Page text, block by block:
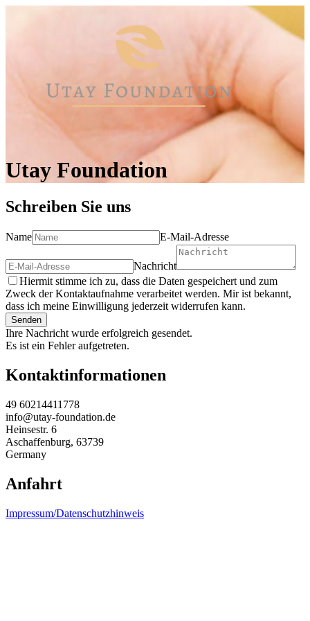
Utay Foundation
Schreiben Sie uns
Name E-Mail-Adresse
Nachricht
Hiermit stimme ich zu, dass die Daten gespeichert und zum
Zweck der Kontaktaufnahme verarbeitet werden. Mir ist bekannt,
dass ich meine Einwilligung jederzeit widerrufen kann.
Senden
Ihre Nachricht wurde erfolgreich gesendet.
Es ist ein Fehler aufgetreten.
Kontaktinformationen
49 60214411778
info@utay-foundation.de
Heinsestr. 6
Aschaffenburg, 63739
Germany
Anfahrt
Impressum/Datenschutzhinweis